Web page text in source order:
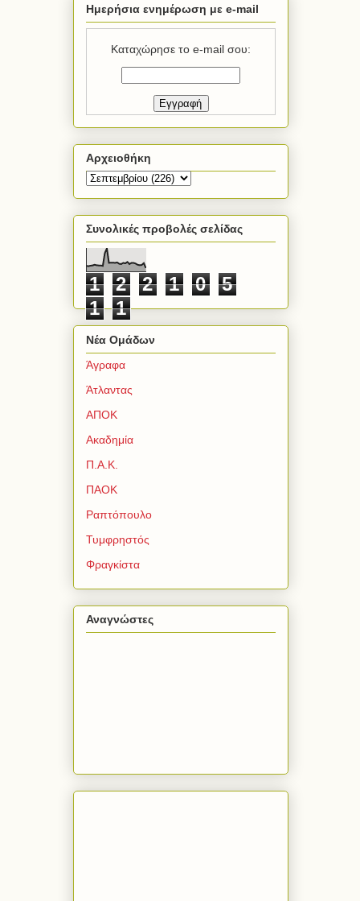
Ημερήσια ενημέρωση με e-mail
Καταχώρησε το e-mail σου:
Αρχειοθήκη
Συνολικές προβολές σελίδας
1 2 2 1 0
5
1
1
Νέα Ομάδων
Άγραφα
Άτλαντας
ΑΠΟΚ
Ακαδημία
Π.Α.Κ.
ΠΑΟΚ
Ραπτόπουλο
Τυμφρηστός
Φραγκίστα
Αναγνώστες